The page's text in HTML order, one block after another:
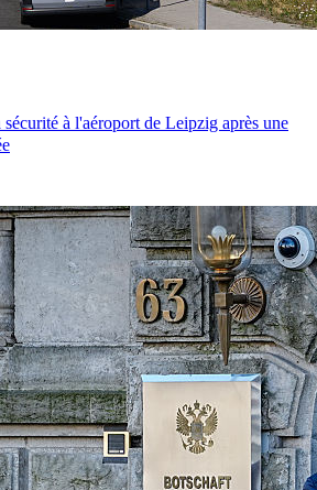
à l'aéroport de Leipzig après une